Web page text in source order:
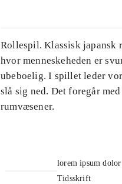
Rollespil. Klassisk japansk
hvor menneskeheden er
ubeboelig. I spillet leder
slå sig ned. Det foregår
rumvæsener.
lorem ipsum
Tidsskrift